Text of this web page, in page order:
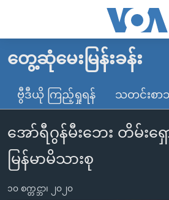
လွယ်ကူ
သည့်
များ
ပင်မ
သို့
မူလစာမျက်နှာ
မြန်မာ
ကမ္ဘာ့သတင်းများ
နိုင်ငံတကာ
အမေရိကန်
အစ္စရေး-ပါလက်စတိုင်း
ဗွီဒီယို
သတင်းလွတ်လပ်ခွင့်
ရပ်ဝန်းတခု လမ်းတခု အလွန်
အင်္ဂလိပ်စာလေ့လာမယ်
တွေ့ဆုံမေးမြန်းခန်း
ဗွီဒီယို ကြည့်ရှုရန် သတင်းစာ
အော်ရီဂွန်မီးဘေး တိမ်းရှ
မြန်မာမိသားစု
၁၀ စက္တင္ဘာ၊ ၂၀၂၀